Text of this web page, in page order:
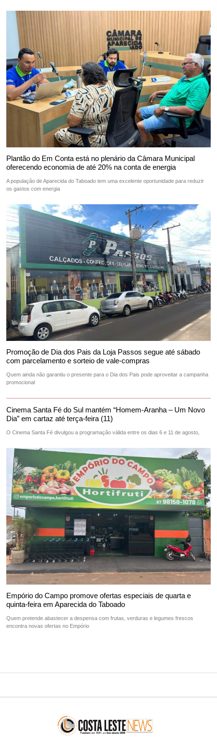
Plantão do Em Conta está no plenário da Câmara Municipal
oferecendo economia de até 20% na conta de energia
A população de Aparecida do Taboado tem uma excelente oportunidade para reduzir
os gastos com energia
Promoção de Dia dos Pais da Loja Passos segue até sábado
com parcelamento e sorteio de vale-compras
Quem ainda não garantiu o presente para o Dia dos Pais pode aproveitar a campanha
promocional
Cinema Santa Fé do Sul mantém “Homem-Aranha – Um Novo
Dia” em cartaz até terça-feira (11)
O Cinema Santa Fé divulgou a programação válida entre os dias 6 e 11 de agosto,
Empório do Campo promove ofertas especiais de quarta e
quinta-feira em Aparecida do Taboado
Quem pretende abastecer a despensa com frutas, verduras e legumes frescos
encontra novas ofertas no Empório